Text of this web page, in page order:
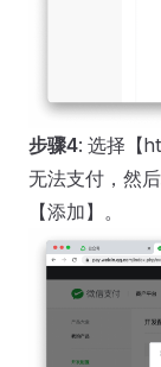
步骤4: 选择【
无法支付，然
【添加】。